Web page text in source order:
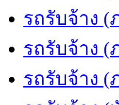
รถรับจ้าง
รถรับจ้าง (
รถรับจ้าง